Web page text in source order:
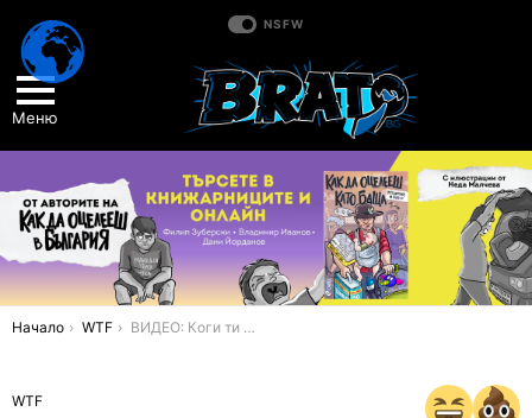
NSFW
Меню
You are here:
Начало WTF ВИДЕО: Коги ти се сгади на влакчето на ужасите
WTF